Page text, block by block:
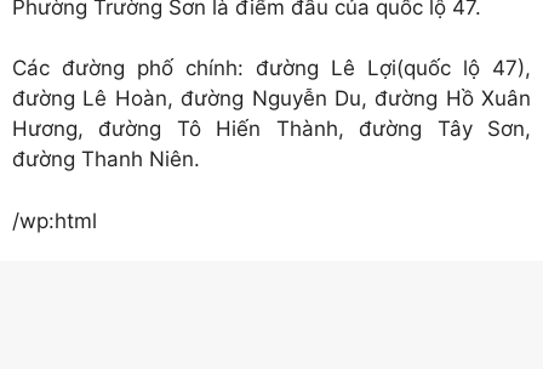
Phường Trường Sơn là điểm đầu của quốc lộ 47.
Các đường phố chính: đường Lê Lợi(quốc lộ 47),
đường Lê Hoàn, đường Nguyễn Du, đường Hồ Xuân
Hương, đường Tô Hiến Thành, đường Tây Sơn,
đường Thanh Niên.
/wp:html